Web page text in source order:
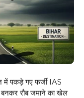
पकड़े गए फर्जी IAS
बनकर रौब जमाने का खेल